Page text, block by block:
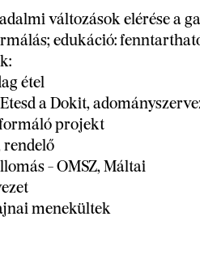
változások elérése a
edukáció:
étel
a Dokit,
projekt
rendelő
- OMSZ, Máltai
menekültek